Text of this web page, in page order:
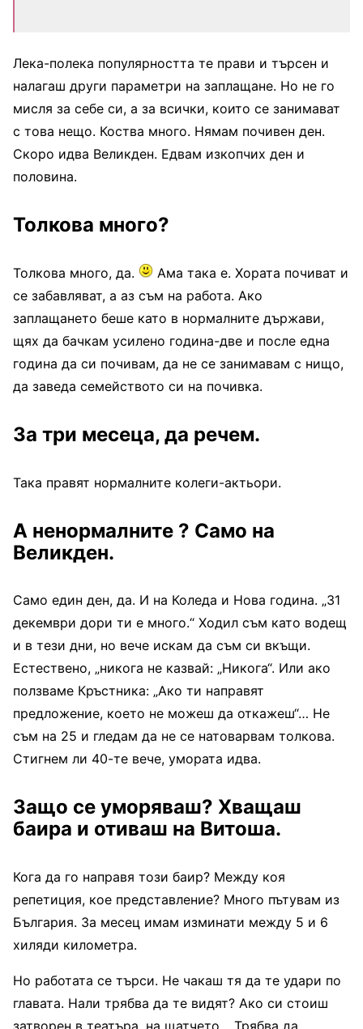
Лека-полека популярността те прави и търсен и
налагаш други параметри на заплащане. Но не го
мисля за себе си, а за всички, които се занимават
с това нещо. Коства много. Нямам почивен ден.
Скоро идва Великден. Едвам изкопчих ден и
половина.
Толкова много?
Толкова много, да.
Ама така е. Хората почиват и
се забавляват, а аз съм на работа. Ако
заплащането беше като в нормалните държави,
щях да бачкам усилено година-две и после една
година да си почивам, да не се занимавам с нищо,
да заведа семейството си на почивка.
За три месеца, да речем.
Така правят нормалните колеги-актьори.
А ненормалните ? Само на
Великден.
Само един ден, да. И на Коледа и Нова година. „31
декември дори ти е много.“ Ходил съм като водещ
и в тези дни, но вече искам да съм си вкъщи.
Естествено, „никога не казвай: „Никога“. Или ако
ползваме Кръстника: „Ако ти направят
предложение, което не можеш да откажеш“… Не
съм на 25 и гледам да не се натоварвам толкова.
Стигнем ли 40-те вече, умората идва.
Защо се уморяваш? Хващаш
баира и отиваш на Витоша.
Кога да го направя този баир? Между коя
репетиция, кое представление? Много пътувам из
България. За месец имам изминати между 5 и 6
хиляди километра.
Но работата се търси. Не чакаш тя да те удари по
главата. Нали трябва да те видят? Ако си стоиш